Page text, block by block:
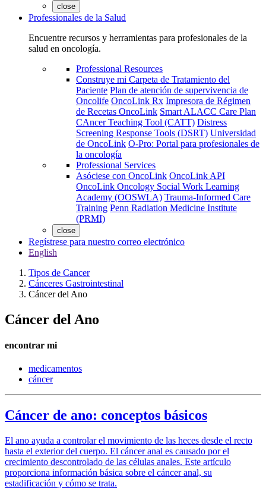
close
Professionales de la Salud
Encuentre recursos y herramientas para profesionales de la
salud en oncología.
Professional Resources
Construye mi Carpeta de Tratamiento del
Paciente Plan de atención de supervivencia de
Oncolife OncoLink Rx Impresora de Régimen
de Recetas OncoLink Smart ALACC Care Plan
CAncer Teaching Tool (CATT) Distress
Screening Response Tools (DSRT) Universidad
de OncoLink O-Pro: Portal para profesionales de
la oncología
Professional Services
Asóciese con OncoLink OncoLink API
OncoLink Oncology Social Work Learning
Academy (OOSWLA) Trauma-Informed Care
Training Penn Radiation Medicine Institute
(PRMI)
close
Regístrese para nuestro correo electrónico
English
Tipos de Cancer
Cánceres Gastrointestinal
Cáncer del Ano
Cáncer del Ano
encontrar mi
medicamentos
cáncer
Cáncer de ano: conceptos básicos
El ano ayuda a controlar el movimiento de las heces desde el recto
hasta el exterior del cuerpo. El cáncer anal es causado por el
crecimiento descontrolado de las células anales. Este artículo
proporciona información básica sobre el cáncer anal, su
estadificación y cómo se trata.